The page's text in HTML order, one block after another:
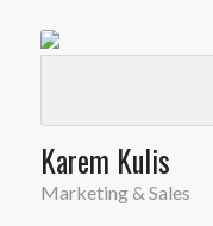
Karem Kulis
Marketing & Sales